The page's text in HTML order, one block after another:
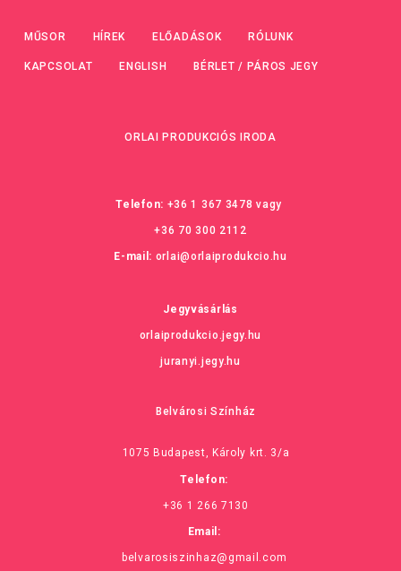
MŰSOR HÍREK ELŐADÁSOK RÓLUNK
KAPCSOLAT ENGLISH BÉRLET / PÁROS JEGY
ORLAI PRODUKCIÓS IRODA
Telefon: +36 1 367 3478 vagy
+36 70 300 2112
E-mail: orlai@orlaiprodukcio.hu
Jegyvásárlás
orlaiprodukcio.jegy.hu
juranyi.jegy.hu
Belvárosi Színház
1075 Budapest, Károly krt. 3/a
Telefon:
+36 1 266 7130
Email:
belvarosiszinhaz@gmail.com